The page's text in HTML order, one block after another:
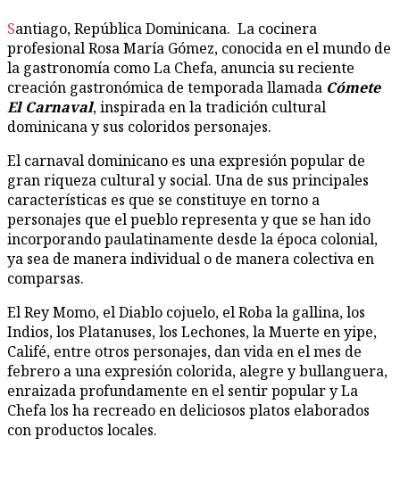
Santiago, República Dominicana. La cocinera
profesional Rosa María Gómez, conocida en el mundo de
la gastronomía como La Chefa, anuncia su reciente
creación gastronómica de temporada llamada Cómete
El Carnaval, inspirada en la tradición cultural
dominicana y sus coloridos personajes.
El carnaval dominicano es una expresión popular de
gran riqueza cultural y social. Una de sus principales
características es que se constituye en torno a
personajes que el pueblo representa y que se han ido
incorporando paulatinamente desde la época colonial,
ya sea de manera individual o de manera colectiva en
comparsas.
El Rey Momo, el Diablo cojuelo, el Roba la gallina, los
Indios, los Platanuses, los Lechones, la Muerte en yipe,
Califé, entre otros personajes, dan vida en el mes de
febrero a una expresión colorida, alegre y bullanguera,
enraizada profundamente en el sentir popular y La
Chefa los ha recreado en deliciosos platos elaborados
con productos locales.